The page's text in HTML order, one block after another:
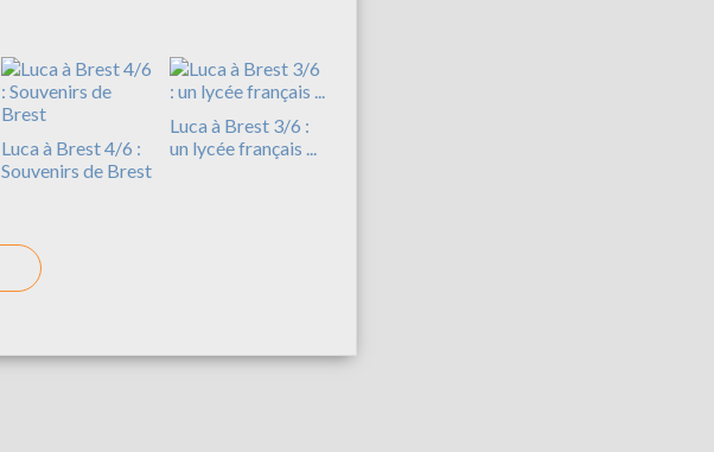
Luca à Brest 4/6 :
Souvenirs de Brest
Luca à Brest 3/6 :
un lycée français ...